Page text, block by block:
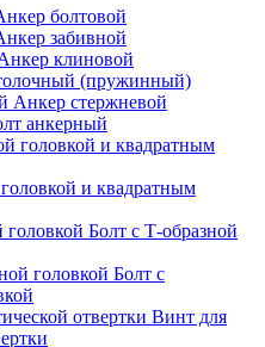
болтовой
забивной
клиновой
(пружинный)
Анкер стержневой
анкерный
и квадратным
Болт с Т-образной
Болт с
Винт для